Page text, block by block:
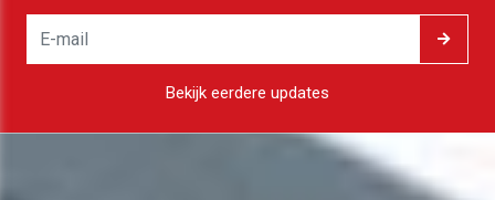
Bekijk eerdere updates